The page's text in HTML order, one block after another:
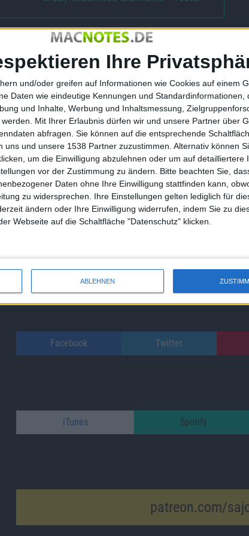
Ihre
und/oder greifen auf Informationen wie Cookies auf einem
Daten wie eindeutige Kennungen und Standardinformationen,
und Inhalte, Werbung und Inhaltsmessung,
Mit Ihrer Erlaubnis dürfen wir und unsere Partner über
abfragen. Sie können auf die entsprechende
uns und unsere 1538 Partner zuzustimmen. Alternativ können
um die Einwilligung abzulehnen oder um auf detailliertere
vor der Zustimmung zu ändern.
Bitte beachten Sie,
Daten ohne Ihre Einwilligung stattfinden kann,
zu widersprechen. Ihre Einstellungen gelten lediglich für
ändern oder Ihre Einwilligung widerrufen, indem Sie zu
Webseite auf die Schaltfläche "Datenschutz" klicken.
ABLEHNEN
iPhone iMovie nur auf dem iPhone 4?
12.06.2010
Facebook Twitter
iTunes Spotify
patreon.com/